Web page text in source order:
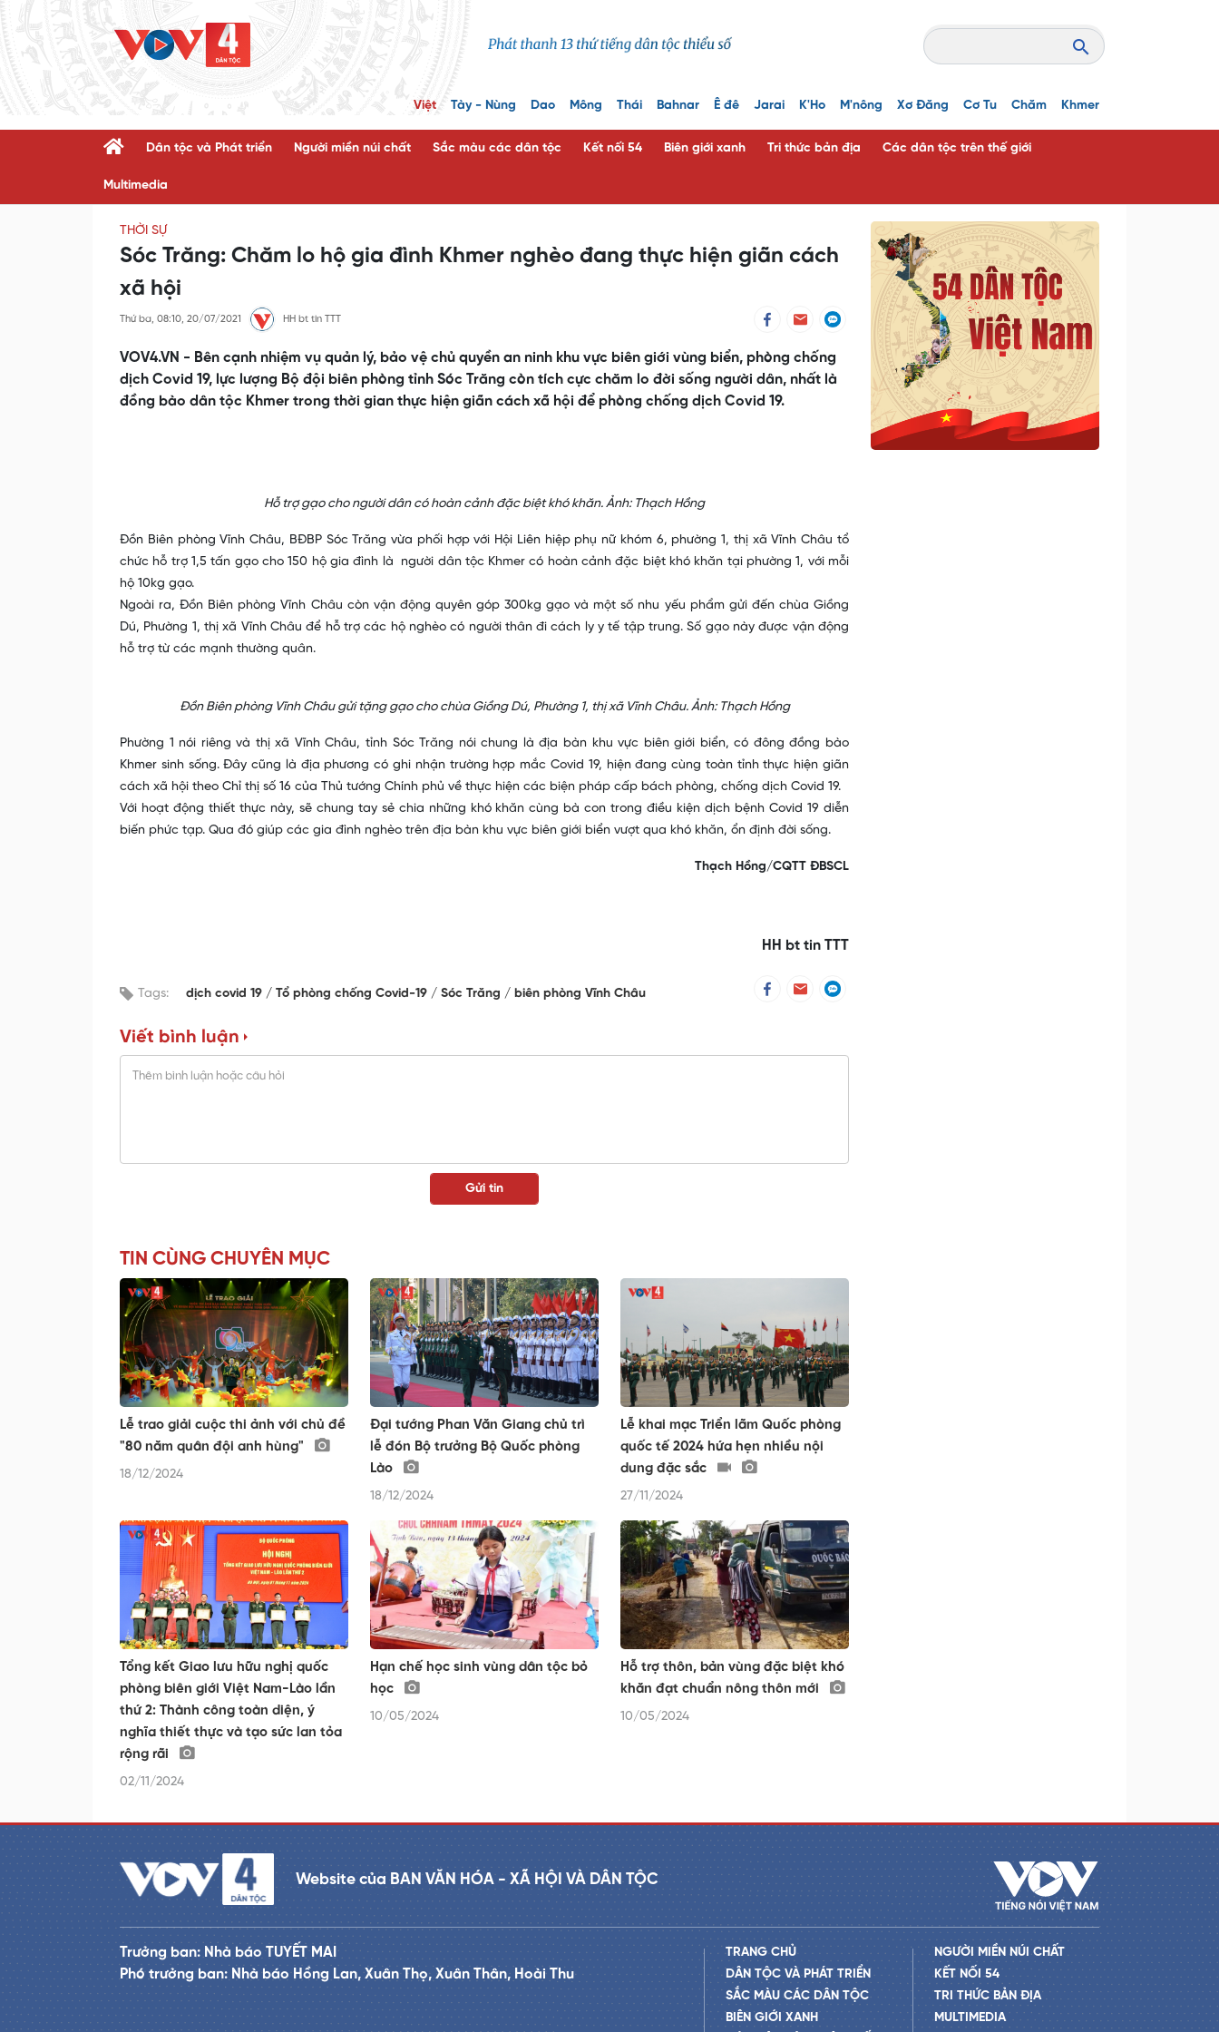
Việt Tày - Nùng Dao Mông Thái Bahnar Ê đê Jarai K'Ho M'nông Xơ Đăng Cơ Tu Chăm Khmer
Dân tộc và Phát triển Người miền núi chất Sắc màu các dân tộc Kết nối 54 Biên giới xanh Tri thức bản địa Các dân tộc trên thế giới
Multimedia
THỜI SỰ
Sóc Trăng: Chăm lo hộ gia đình Khmer nghèo đang thực hiện giãn cách
xã hội
Thứ ba, 08:10, 20/07/2021 HH bt tin TTT
VOV4.VN - Bên cạnh nhiệm vụ quản lý, bảo vệ chủ quyền an ninh khu vực biên giới vùng biển, phòng chống
dịch Covid 19, lực lượng Bộ đội biên phòng tỉnh Sóc Trăng còn tích cực chăm lo đời sống người dân, nhất là
đồng bào dân tộc Khmer trong thời gian thực hiện giãn cách xã hội để phòng chống dịch Covid 19.
Hỗ trợ gạo cho người dân có hoàn cảnh đặc biệt khó khăn. Ảnh: Thạch Hồng
Đồn Biên phòng Vĩnh Châu, BĐBP Sóc Trăng vừa phối hợp với Hội Liên hiệp phụ nữ khóm 6, phường 1, thị xã Vĩnh Châu tổ
chức hỗ trợ 1,5 tấn gạo cho 150 hộ gia đình là người dân tộc Khmer có hoàn cảnh đặc biệt khó khăn tại phường 1, với mỗi
hộ 10kg gạo.
Ngoài ra, Đồn Biên phòng Vĩnh Châu còn vận động quyên góp 300kg gạo và một số nhu yếu phẩm gửi đến chùa Giồng
Dú, Phường 1, thị xã Vĩnh Châu để hỗ trợ các hộ nghèo có người thân đi cách ly y tế tập trung. Số gạo này được vận động
hỗ trợ từ các mạnh thường quân.
Đồn Biên phòng Vĩnh Châu gửi tặng gạo cho chùa Giồng Dú, Phường 1, thị xã Vĩnh Châu. Ảnh: Thạch Hồng
Phường 1 nói riêng và thị xã Vĩnh Châu, tỉnh Sóc Trăng nói chung là địa bàn khu vực biên giới biển, có đông đồng bào
Khmer sinh sống. Đây cũng là địa phương có ghi nhận trường hợp mắc Covid 19, hiện đang cùng toàn tỉnh thực hiện giãn
cách xã hội theo Chỉ thị số 16 của Thủ tướng Chính phủ về thực hiện các biện pháp cấp bách phòng, chống dịch Covid 19.
Với hoạt động thiết thực này, sẽ chung tay sẻ chia những khó khăn cùng bà con trong điều kiện dịch bệnh Covid 19 diễn
biến phức tạp. Qua đó giúp các gia đình nghèo trên địa bàn khu vực biên giới biển vượt qua khó khăn, ổn định đời sống.
Thạch Hồng/CQTT ĐBSCL
HH bt tin TTT
Tags: dịch covid 19 Tổ phòng chống Covid-19 Sóc Trăng biên phòng Vĩnh Châu
Viết bình luận
TIN CÙNG CHUYÊN MỤC
Lễ trao giải cuộc thi ảnh với chủ đề
"80 năm quân đội anh hùng"
18/12/2024
Đại tướng Phan Văn Giang chủ trì
lễ đón Bộ trưởng Bộ Quốc phòng
Lào
18/12/2024
Lễ khai mạc Triển lãm Quốc phòng
quốc tế 2024 hứa hẹn nhiều nội
dung đặc sắc
27/11/2024
Tổng kết Giao lưu hữu nghị quốc
phòng biên giới Việt Nam-Lào lần
thứ 2: Thành công toàn diện, ý
nghĩa thiết thực và tạo sức lan tỏa
rộng rãi
02/11/2024
Hạn chế học sinh vùng dân tộc bỏ
học
10/05/2024
Hỗ trợ thôn, bản vùng đặc biệt khó
khăn đạt chuẩn nông thôn mới
10/05/2024
Website của BAN VĂN HÓA - XÃ HỘI VÀ DÂN TỘC
Trưởng ban: Nhà báo TUYẾT MAI
Phó trưởng ban: Nhà báo Hồng Lan, Xuân Thọ, Xuân Thân, Hoài Thu
TRANG CHỦ
DÂN TỘC VÀ PHÁT TRIỂN
SẮC MÀU CÁC DÂN TỘC
BIÊN GIỚI XANH
NGƯỜI MIỀN NÚI CHẤT
KẾT NỐI 54
TRI THỨC BẢN ĐỊA
MULTIMEDIA